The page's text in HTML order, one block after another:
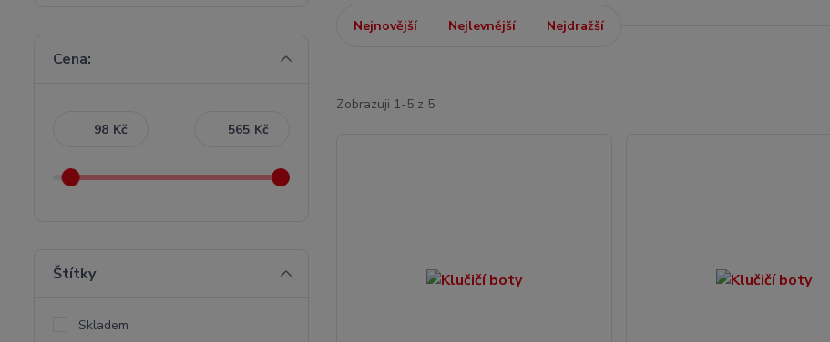
Nejnovější Nejlevnější Nejdražší
Zobrazuji 1-5 z 5
Cena:
Kč Kč
Štítky
Skladem